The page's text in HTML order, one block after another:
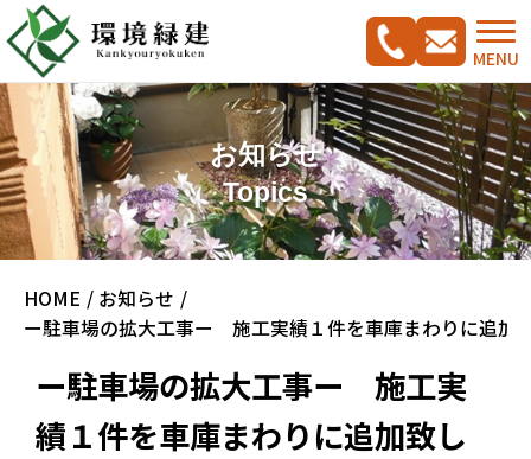
MENU
コンセプト
ガーデンリフォームをご検討の方へ
施工実績集
CADプラン集
駐車スペース改修特集
お知らせ
Topics
HOME
お知らせ
ー駐車場の拡大工事ー 施工実績１件を車庫まわりに追加
ー駐車場の拡大工事ー 施工実
績１件を車庫まわりに追加致し